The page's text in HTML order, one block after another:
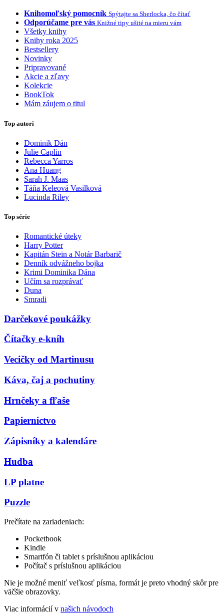
Knihomoľský pomocník Spýtajte sa Sherlocka, čo čítať
Odporúčame pre vás Knižné tipy ušité na mieru vám
Všetky knihy
Knihy roka 2025
Bestsellery
Novinky
Pripravované
Akcie a zľavy
Kolekcie
BookTok
Mám záujem o titul
Top autori
Dominik Dán
Julie Caplin
Rebecca Yarros
Ana Huang
Sarah J. Maas
Táňa Keleová Vasilková
Lucinda Riley
Top série
Romantické úteky
Harry Potter
Kapitán Stein a Notár Barbarič
Denník odvážneho bojka
Krimi Dominika Dána
Učím sa rozprávať
Duna
Smradi
Darčekové poukážky
Čítačky e-kníh
Vecičky od Martinusu
Káva, čaj a pochutiny
Hrnčeky a fľaše
Papiernictvo
Zápisníky a kalendáre
Hudba
LP platne
Puzzle
Prečítate na zariadeniach:
Pocketbook
Kindle
Smartfón či tablet s príslušnou aplikáciou
Počítač s príslušnou aplikáciou
Nie je možné meniť veľkosť písma, formát je preto vhodný skôr pre
väčšie obrazovky.
Viac informácií v našich návodoch